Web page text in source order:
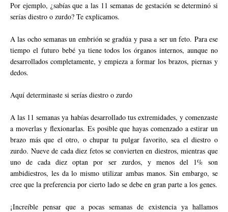
Por ejemplo, ¿sabías que a las 11 semanas de gestación se determinó si
serías diestro o zurdo? Te explicamos.
A las ocho semanas un embrión se gradúa y pasa a ser un feto. Para ese
tiempo el futuro bebé ya tiene todos los órganos internos, aunque no
desarrollados completamente, y empieza a formar los brazos, piernas y
dedos.
Aquí determinaste si serías diestro o zurdo
A las 11 semanas ya habías desarrollado tus extremidades, y comenzaste
a moverlas y flexionarlas. Es posible que hayas comenzado a estirar un
brazo más que el otro, o chupar tu pulgar favorito, sea el diestro o
zurdo. Nueve de cada diez fetos se convierten en diestros, mientras que
uno de cada diez optan por ser zurdos, y menos del 1% son
ambidiestros, les da lo mismo utilizar ambas manos. Sin embargo, se
cree que la preferencia por cierto lado se debe en gran parte a los genes.
¡Increíble pensar que a pocas semanas de existencia ya hallamos